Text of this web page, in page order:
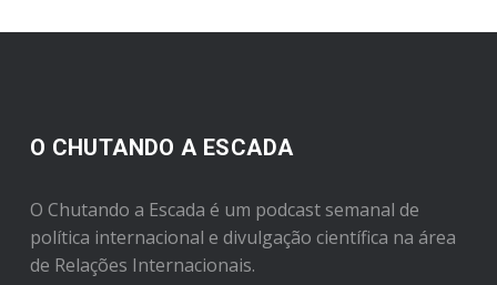
O CHUTANDO A ESCADA
O Chutando a Escada é um podcast semanal de
política internacional e divulgação científica na área
de Relações Internacionais.